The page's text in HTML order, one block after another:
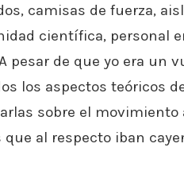
camisas de fuerza,
científica, personal
pesar de que yo era un
los aspectos teóricos
sobre el movimiento
al respecto iban